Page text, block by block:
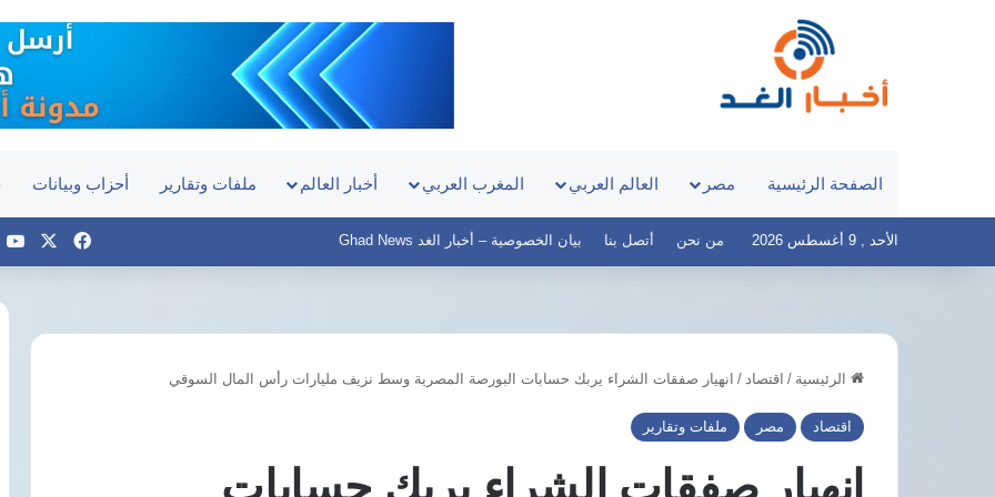
الصفحة الرئيسية مصر العالم العربي المغرب العربي أخبار العالم ملفات وتقارير أحزاب وبيانات
الأحد , 9 أغسطس 2026 من نحن أتصل بنا بيان الخصوصية – أخبار الغد Ghad News فيسبوك
الرئيسية / اقتصاد / انهيار صفقات الشراء يربك حسابات البورصة المصرية وسط نزيف مليارات رأس المال السوقي
اقتصاد مصر ملفات وتقاريربسبب
مقطع
عن
آلاف
دولار